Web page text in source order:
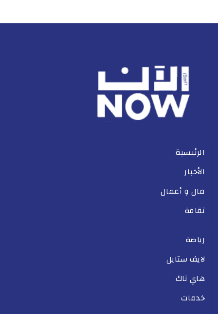
الرئيسية
الأخبار
مال و أعمال
ثقافة
رياضة
لايف ستايل
هاي تاك
خدمات